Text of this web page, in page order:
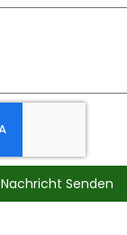
Nachricht Senden